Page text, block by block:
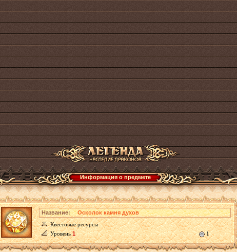
Информация о предмете
Название:
Осколок камня духов
Квестовые ресурсы
Уровень1 1